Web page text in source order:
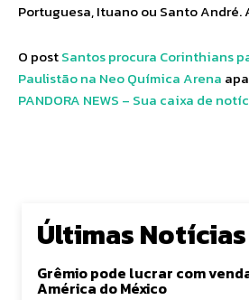
Portuguesa, Ituano ou Santo
O postSantos procura Corinthians
Paulistão na Neo Química Arena
PANDORA NEWS – Sua caixa de
Últimas Notícias
Grêmio pode lucrar com
América do México